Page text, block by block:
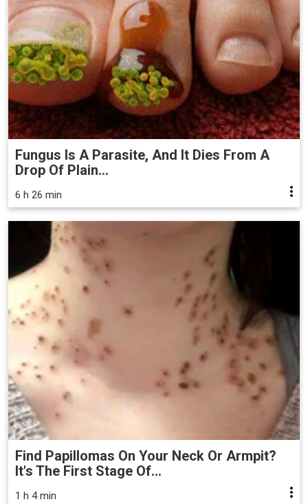
Fungus Is A Parasite, And It Dies From A
Drop Of Plain...
6 h 26 min
Find Papillomas On Your Neck Or Armpit?
It's The First Stage Of...
1 h 4 min